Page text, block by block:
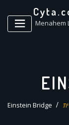
Menahem
Einstein Bridge